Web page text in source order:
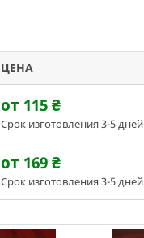
ЦЕНА
от 115₴
Срок изготовления 3-5 дней
от 169₴
Срок изготовления 3-5 дней